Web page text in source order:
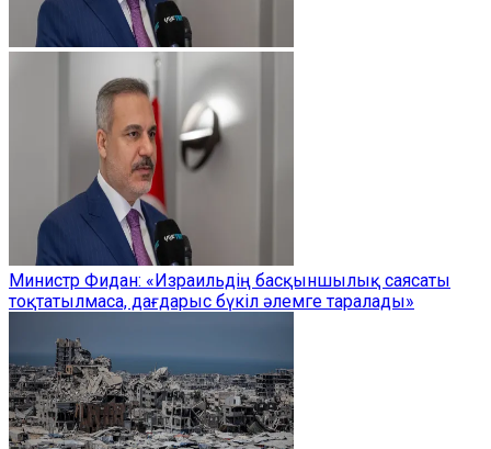
Министр Фидан: «Израильдің басқыншылық саясаты
тоқтатылмаса, дағдарыс бүкіл әлемге таралады»